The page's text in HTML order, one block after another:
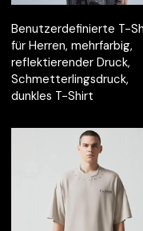
Benutzerdefinierte T-
für Herren, mehrfarbig,
reflektierender Druck,
Schmetterlingsdruck,
dunkles T-Shirt